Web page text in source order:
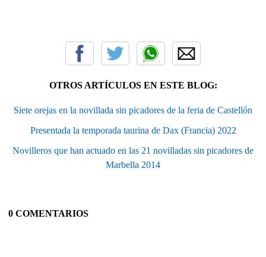
OTROS ARTÍCULOS EN ESTE BLOG:
Siete orejas en la novillada sin picadores de la feria de Castellón
Presentada la temporada taurina de Dax (Francia) 2022
Novilleros que han actuado en las 21 novilladas sin picadores de
Marbella 2014
0 COMENTARIOS